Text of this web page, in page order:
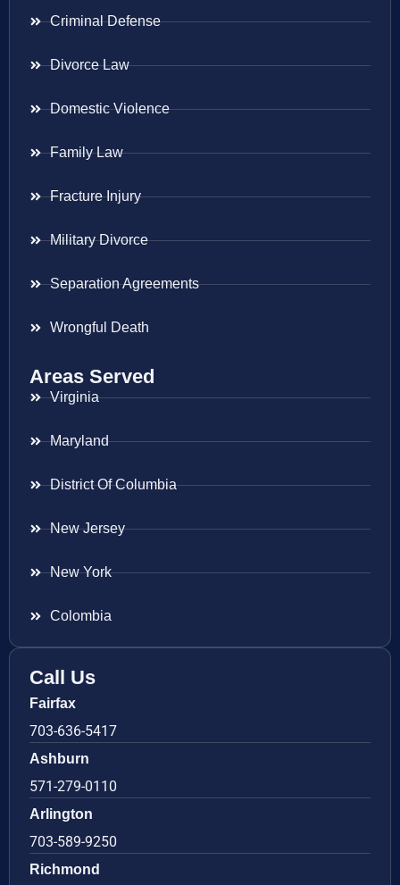
Criminal Defense
Divorce Law
Domestic Violence
Family Law
Fracture Injury
Military Divorce
Separation Agreements
Wrongful Death
Areas Served
Virginia
Maryland
District Of Columbia
New Jersey
New York
Colombia
Call Us
Fairfax
703-636-5417
Ashburn
571-279-0110
Arlington
703-589-9250
Richmond